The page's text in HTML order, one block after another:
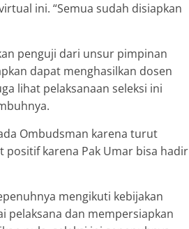
ini. “Semua sudah disiapkan
penguji dari unsur pimpinan
dapat menghasilkan dosen
lihat pelaksanaan seleksi ini
Ombudsman karena turut
positif karena Pak Umar bisa hadir
mengikuti kebijakan
pelaksana dan mempersiapkan